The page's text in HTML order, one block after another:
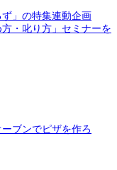
」の特集連動企画
・叱り方」セミナーを
ブンでピザを作ろ